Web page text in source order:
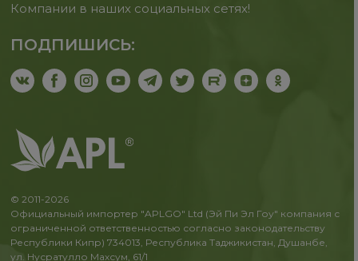
Компании в наших социальных сетях!
ПОДПИШИСЬ:
© 2011-2026
Официальный импортер "APLGO" Ltd (Эй Пи Эл Гоу" компания с
ограниченной ответственностью согласно законодательству
Республики Кипр) 734013, Республика Таджикистан, Душанбе,
ул. Нусратулло Махсум, 61/1